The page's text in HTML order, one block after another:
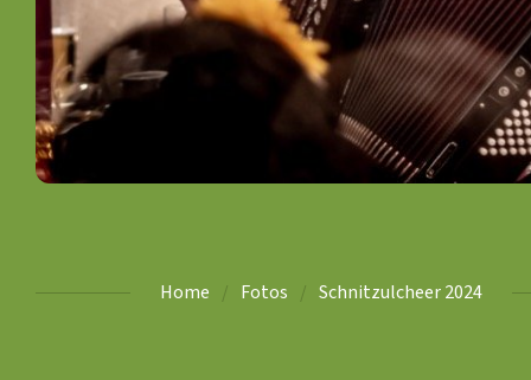
Home Fotos Schnitzulcheer 2024